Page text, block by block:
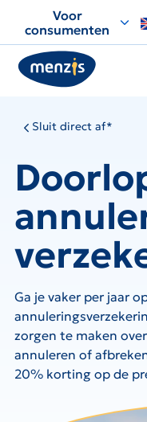
voor
snelle
navigatie
Voor
consumenten
Sluit direct af*
Ga je vaker per jaar
zorgen te maken
annuleren of
20% korting op de